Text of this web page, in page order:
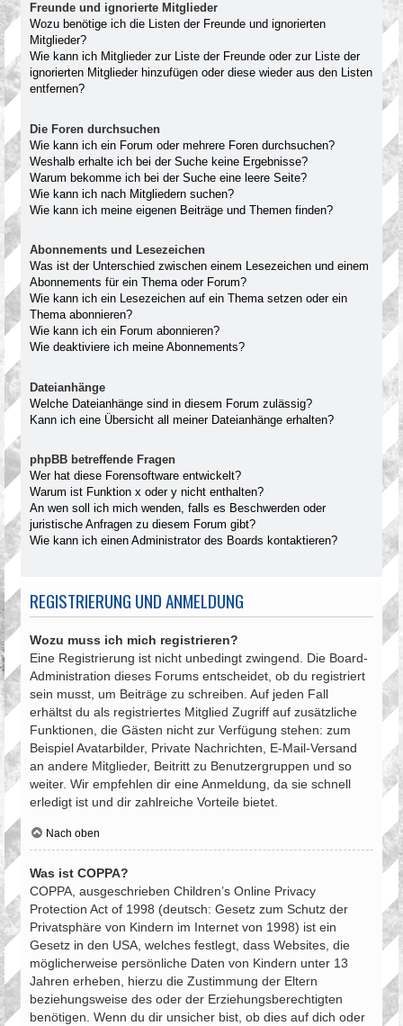
Freunde und ignorierte Mitglieder
Wozu benötige ich die Listen der Freunde und ignorierten
Mitglieder?
Wie kann ich Mitglieder zur Liste der Freunde oder zur Liste der
ignorierten Mitglieder hinzufügen oder diese wieder aus den Listen
entfernen?
Die Foren durchsuchen
Wie kann ich ein Forum oder mehrere Foren durchsuchen?
Weshalb erhalte ich bei der Suche keine Ergebnisse?
Warum bekomme ich bei der Suche eine leere Seite?
Wie kann ich nach Mitgliedern suchen?
Wie kann ich meine eigenen Beiträge und Themen finden?
Abonnements und Lesezeichen
Was ist der Unterschied zwischen einem Lesezeichen und einem
Abonnements für ein Thema oder Forum?
Wie kann ich ein Lesezeichen auf ein Thema setzen oder ein
Thema abonnieren?
Wie kann ich ein Forum abonnieren?
Wie deaktiviere ich meine Abonnements?
Dateianhänge
Welche Dateianhänge sind in diesem Forum zulässig?
Kann ich eine Übersicht all meiner Dateianhänge erhalten?
phpBB betreffende Fragen
Wer hat diese Forensoftware entwickelt?
Warum ist Funktion x oder y nicht enthalten?
An wen soll ich mich wenden, falls es Beschwerden oder
juristische Anfragen zu diesem Forum gibt?
Wie kann ich einen Administrator des Boards kontaktieren?
REGISTRIERUNG UND ANMELDUNG
Wozu muss ich mich registrieren?
Eine Registrierung ist nicht unbedingt zwingend. Die Board-
Administration dieses Forums entscheidet, ob du registriert
sein musst, um Beiträge zu schreiben. Auf jeden Fall
erhältst du als registriertes Mitglied Zugriff auf zusätzliche
Funktionen, die Gästen nicht zur Verfügung stehen: zum
Beispiel Avatarbilder, Private Nachrichten, E-Mail-Versand
an andere Mitglieder, Beitritt zu Benutzergruppen und so
weiter. Wir empfehlen dir eine Anmeldung, da sie schnell
erledigt ist und dir zahlreiche Vorteile bietet.
Nach oben
Was ist COPPA?
COPPA, ausgeschrieben Children’s Online Privacy
Protection Act of 1998 (deutsch: Gesetz zum Schutz der
Privatsphäre von Kindern im Internet von 1998) ist ein
Gesetz in den USA, welches festlegt, dass Websites, die
möglicherweise persönliche Daten von Kindern unter 13
Jahren erheben, hierzu die Zustimmung der Eltern
beziehungsweise des oder der Erziehungsberechtigten
benötigen. Wenn du dir unsicher bist, ob dies auf dich oder